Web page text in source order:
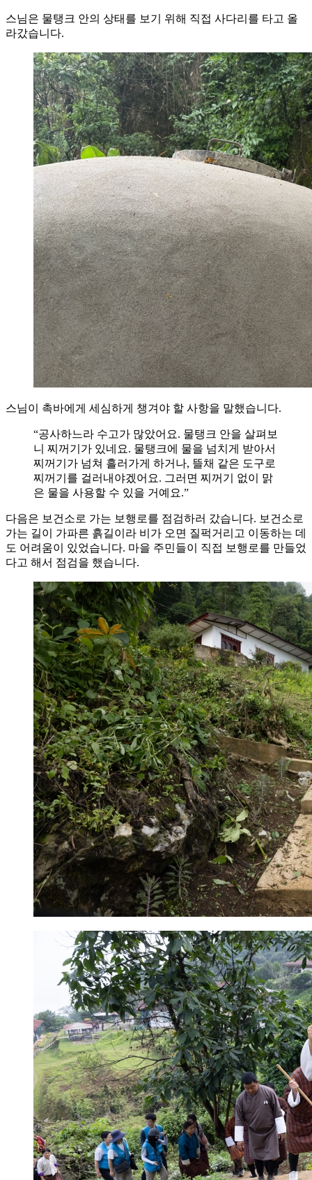
스님은 물탱크 안의 상태를 보기 위해 직접 사다리를 타고 올
라갔습니다.
스님이 촉바에게 세심하게 챙겨야 할 사항을 말했습니다.
“공사하느라 수고가 많았어요. 물탱크 안을 살펴보
니 찌꺼기가 있네요. 물탱크에 물을 넘치게 받아서
찌꺼기가 넘쳐 흘러가게 하거나, 뜰채 같은 도구로
찌꺼기를 걸러내야겠어요. 그러면 찌꺼기 없이 맑
은 물을 사용할 수 있을 거예요.”
다음은 보건소로 가는 보행로를 점검하러 갔습니다. 보건소로
가는 길이 가파른 흙길이라 비가 오면 질퍽거리고 이동하는 데
도 어려움이 있었습니다. 마을 주민들이 직접 보행로를 만들었
다고 해서 점검을 했습니다.